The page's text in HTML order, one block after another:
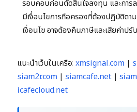
รอบคอบก่อนตัดสินใจลงทุน และการ
มีเงื่อนไขการถือครองที่ต้องปฏิบัติตา
เงื่อนไข อาจต้องคืนภาษีและเสียค่าปรับ
แนะนำเว็บในเครือ: xmsignal.com |
siam2r.com | siamcafe.net |
icafecloud.net